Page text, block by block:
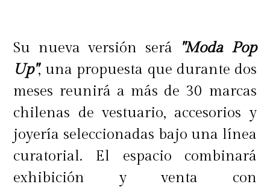
Su nueva versión será
"Moda Pop
Up", una propuesta que durante dos
meses reunirá a más de 30 marcas
chilenas de vestuario, accesorios y
joyería seleccionadas bajo una línea
curatorial. El espacio combinará
exhibición y venta con